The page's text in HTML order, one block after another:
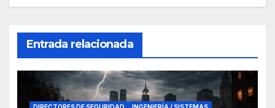
Entrada relacionada